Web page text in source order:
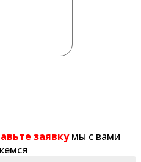
заявкумы с вами